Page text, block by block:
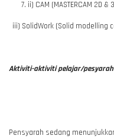
ii) CAM (MASTERCAM 2D &
iii) SolidWork (Solid modelling
Aktiviti-aktiviti pelajar/pesyarah
Pensyarah sedang